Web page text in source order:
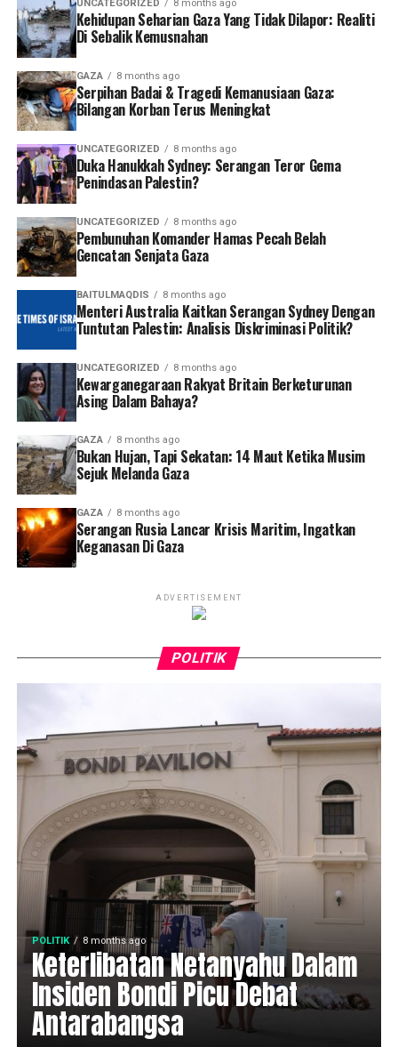
UNCATEGORIZED 8 months ago
Kehidupan Seharian Gaza Yang Tidak Dilapor: Realiti
Di Sebalik Kemusnahan
GAZA 8 months ago
Serpihan Badai & Tragedi Kemanusiaan Gaza:
Bilangan Korban Terus Meningkat
UNCATEGORIZED 8 months ago
Duka Hanukkah Sydney: Serangan Teror Gema
Penindasan Palestin?
UNCATEGORIZED 8 months ago
Pembunuhan Komander Hamas Pecah Belah
Gencatan Senjata Gaza
BAITULMAQDIS 8 months ago
Menteri Australia Kaitkan Serangan Sydney Dengan
Tuntutan Palestin: Analisis Diskriminasi Politik?
UNCATEGORIZED 8 months ago
Kewarganegaraan Rakyat Britain Berketurunan
Asing Dalam Bahaya?
GAZA 8 months ago
Bukan Hujan, Tapi Sekatan: 14 Maut Ketika Musim
Sejuk Melanda Gaza
GAZA 8 months ago
Serangan Rusia Lancar Krisis Maritim, Ingatkan
Keganasan Di Gaza
ADVERTISEMENT
POLITIK
POLITIK 8 months ago
Keterlibatan Netanyahu Dalam
Insiden Bondi Picu Debat
Antarabangsa